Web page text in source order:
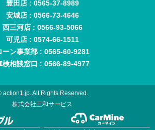
豊田店 : 0565-37-8989
安城店 : 0566-73-4646
西三河店 : 0566-93-5066
可児店 : 0574-66-1511
ーン事業部 : 0565-60-9281
検相談窓口 : 0566-89-4977
action1.jp. All Rights Reserved.
株式会社三和サービス